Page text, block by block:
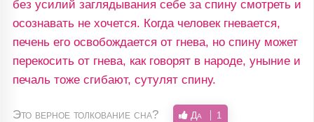
без усилий заглядывания себе за спину смотреть и
осознавать не хочется. Когда человек гневается,
печень его освобождается от гнева, но спину может
перекосить от гнева, как говорят в народе, уныние и
печаль тоже сгибают, сутулят спину.
Это верное толкование сна? Да 1